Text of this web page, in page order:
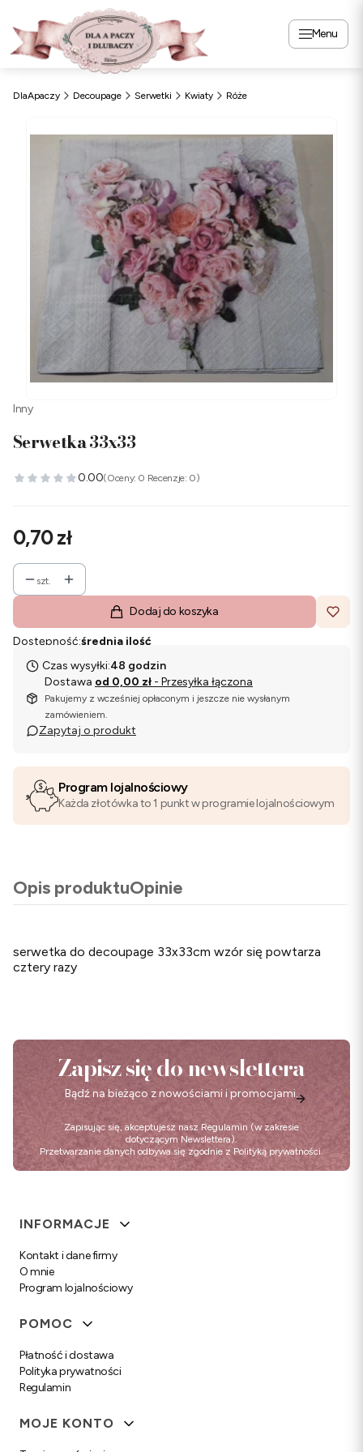
Menu
DlaApaczy Decoupage Serwetki Kwiaty Róże
Inny
Serwetka 33x33
0.00(Oceny: 0 Recenzje: 0)
Cena
0,70 zł
szt.
Dodaj do koszyka
Dostępność:średnia ilość
Czas wysyłki:48 godzin
Dostawa od 0,00 zł - Przesyłka łączona
Pakujemy z wcześniej opłaconym i jeszcze nie wysłanym
zamówieniem.
Zapytaj o produkt
Program lojalnościowy
Każda złotówka to 1 punkt w programie lojalnościowym
Opis produktuOpinie
serwetka do decoupage 33x33cm wzór się powtarza
cztery razy
Zapisz się do newslettera
Bądź na bieżąco z nowościami i promocjami.
Zapisując się, akceptujesz nasz Regulamin (w zakresie
dotyczącym Newslettera).
Przetwarzanie danych odbywa się zgodnie z Polityką prywatności.
Linki w stopce
INFORMACJE
Kontakt i dane firmy
O mnie
Program lojalnościowy
POMOC
Płatność i dostawa
Polityka prywatności
Regulamin
MOJE KONTO